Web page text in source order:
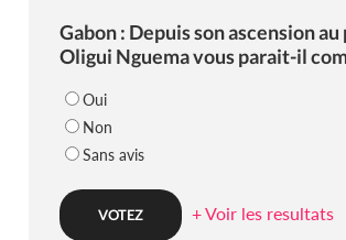
Gabon : Depuis son ascension
Oligui Nguema vous parait-il
Oui
Non
Sans avis
+ Voir les resultats